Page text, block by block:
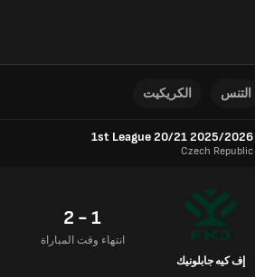
التنس الكريكيت
1st League 20/21 2025/2026
Czech Republic
إف كيه جابلونيك
1 - 2
انتهاء وقت المباراة